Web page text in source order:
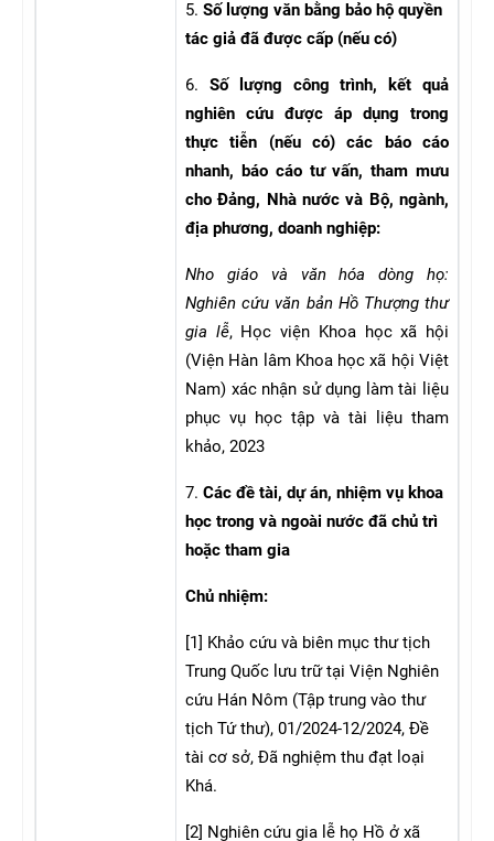
5. Số lượng văn bằng bảo hộ quyền
tác giả đã được cấp (nếu có)
6. Số lượng công trình, kết quả
nghiên cứu được áp dụng trong
thực tiễn (nếu có) các báo cáo
nhanh, báo cáo tư vấn, tham mưu
cho Đảng, Nhà nước và Bộ, ngành,
địa phương, doanh nghiệp:
Nho giáo và văn hóa dòng họ:
Nghiên cứu văn bản Hồ Thượng thư
gia lễ, Học viện Khoa học xã hội
(Viện Hàn lâm Khoa học xã hội Việt
Nam) xác nhận sử dụng làm tài liệu
phục vụ học tập và tài liệu tham
khảo, 2023
7. Các đề tài, dự án, nhiệm vụ khoa
học trong và ngoài nước đã chủ trì
hoặc tham gia
Chủ nhiệm:
[1] Khảo cứu và biên mục thư tịch
Trung Quốc lưu trữ tại Viện Nghiên
cứu Hán Nôm (Tập trung vào thư
tịch Tứ thư), 01/2024-12/2024, Đề
tài cơ sở, Đã nghiệm thu đạt loại
Khá.
[2] Nghiên cứu gia lễ họ Hồ ở xã